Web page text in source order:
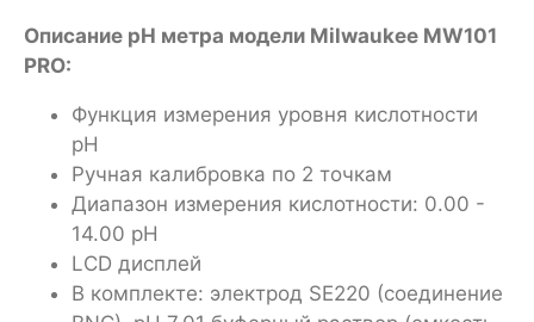
Описание pH метра модели Milwaukee MW101
PRO:
Функция измерения уровня кислотности
pH
Ручная калибровка по 2 точкам
Диапазон измерения кислотности: 0.00 -
14.00 pH
LСD дисплей
В комплекте: электрод SE220 (соединение